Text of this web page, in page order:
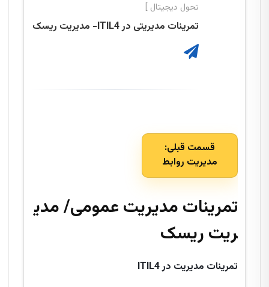
تحول دیجیتال ]
تمرینات مدیریتی در ITIL4- مدیریت ریسک
قسمت قبلی:
مدیریت روابط
تمرینات مدیریت عمومی/مدی
ریت ریسک
تمرینات مدیریت درITIL4